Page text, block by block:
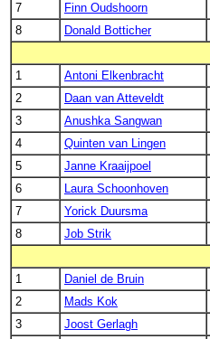
7
Finn Oudshoorn
8
Donald Botticher
1
Antoni Elkenbracht
2
Daan van Atteveldt
3
Anushka Sangwan
4
Quinten van Lingen
5
Janne Kraaijpoel
6
Laura Schoonhoven
7
Yorick Duursma
8
Job Strik
1
Daniel de Bruin
2
Mads Kok
3
Joost Gerlagh